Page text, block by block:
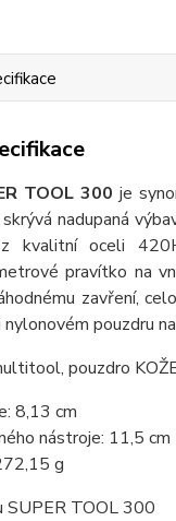
TOOL 300 je
nadupaná
kvalitní oceli
pravítko na
zavření,
pouzdru
pouzdro
8,13 cm
nástroje: 11,5 cm
g
TOOL 300